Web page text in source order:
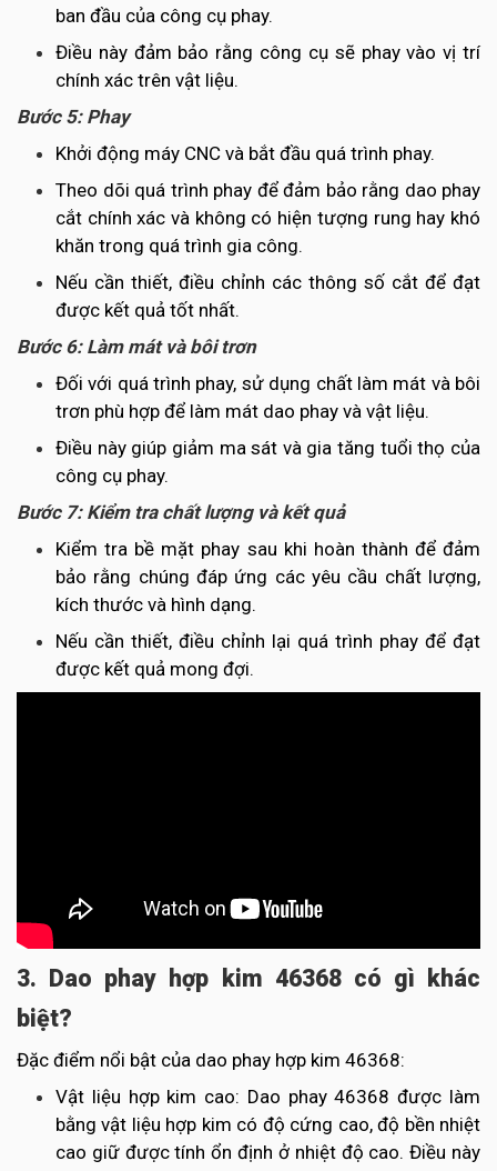
ban đầu của công cụ phay.
Điều này đảm bảo rằng công cụ sẽ phay vào vị trí
chính xác trên vật liệu.
Bước 5: Phay
Khởi động máy CNC và bắt đầu quá trình phay.
Theo dõi quá trình phay để đảm bảo rằng dao phay
cắt chính xác và không có hiện tượng rung hay khó
khăn trong quá trình gia công.
Nếu cần thiết, điều chỉnh các thông số cắt để đạt
được kết quả tốt nhất.
Bước 6: Làm mát và bôi trơn
Đối với quá trình phay, sử dụng chất làm mát và bôi
trơn phù hợp để làm mát dao phay và vật liệu.
Điều này giúp giảm ma sát và gia tăng tuổi thọ của
công cụ phay.
Bước 7: Kiểm tra chất lượng và kết quả
Kiểm tra bề mặt phay sau khi hoàn thành để đảm
bảo rằng chúng đáp ứng các yêu cầu chất lượng,
kích thước và hình dạng.
Nếu cần thiết, điều chỉnh lại quá trình phay để đạt
được kết quả mong đợi.
3. Dao phay hợp kim 46368 có gì khác
biệt?
Đặc điểm nổi bật của dao phay hợp kim 46368:
Vật liệu hợp kim cao: Dao phay 46368 được làm
bằng vật liệu hợp kim có độ cứng cao, độ bền nhiệt
cao giữ được tính ổn định ở nhiệt độ cao. Điều này